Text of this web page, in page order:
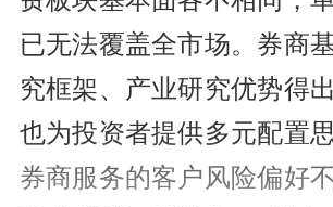
已无法覆盖全市场。券商
究框架、产业研究优势得
也为投资者提供多元配置
券商服务的客户风险偏好